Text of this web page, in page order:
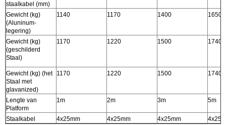
staalkabel (mm)
Gewicht (kg)
(Aluninum-
legering)
1140 1170 1400 1650
Gewicht (kg)
(geschilderd
Staal)
1170 1220 1500 1740
Gewicht (kg) (het
Staal met
glavanized)
1170 1220 1500 1740
Lengte van
Platform
1m 2m 3m 5m
Staalkabel 4x25mm 4x25mm 4x25mm